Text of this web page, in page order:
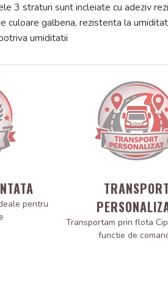
3 straturi sunt incleiate cu adeziv
culoare galbena, rezistenta la
umiditatii
pentru
TRANSPORT
Transportam prin flota
functie de